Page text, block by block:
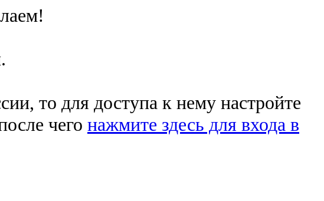
то для доступа к нему настройте
чего нажмите здесь для входа в